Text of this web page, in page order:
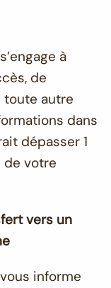
à
de
toute autre
dans
dépasser 1
de votre
vers un
vous informe